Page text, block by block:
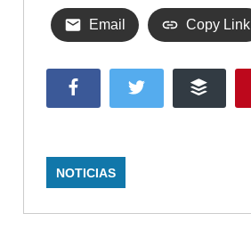
Email Copy Link
FacebookTwitter Buffer
NOTICIAS